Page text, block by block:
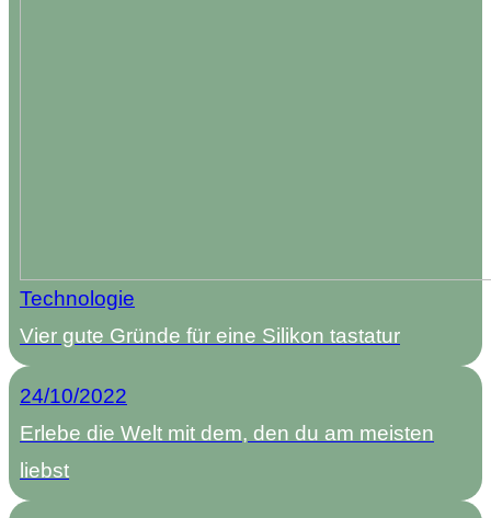
Technologie
Vier gute Gründe für eine Silikon tastatur
24/10/2022
Erlebe die Welt mit dem, den du am meisten
liebst